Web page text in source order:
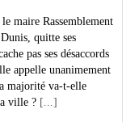
maire Rassemblement
quitte ses
pas ses désaccords
appelle unanimement
majorité va-t-elle
ville ? [...]